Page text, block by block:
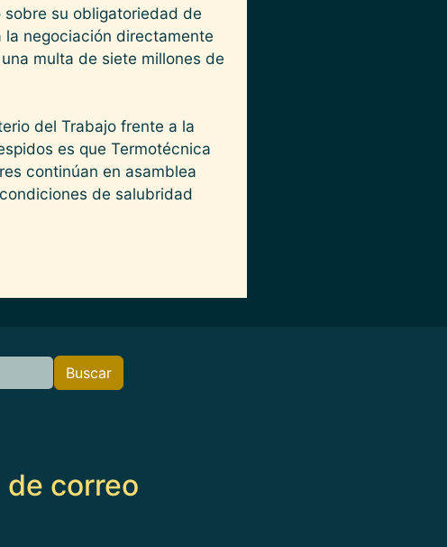
su obligatoriedad de
negociación directamente
multa de siete millones de
del Trabajo frente a la
es que Termotécnica
continúan en asamblea
de salubridad
Buscar
correo